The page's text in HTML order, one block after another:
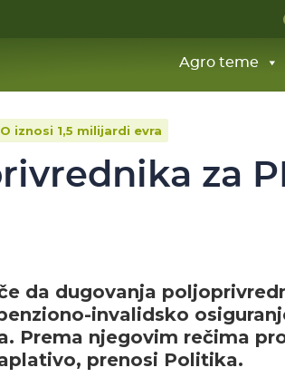
Agro teme
iznosi 1,5 milijardi evra
za
da dugovanja
invalidsko
Prema njegovim rečima
prenosi Politika.